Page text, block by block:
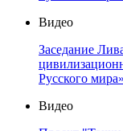
Видео
Заседание
Русского
Видео